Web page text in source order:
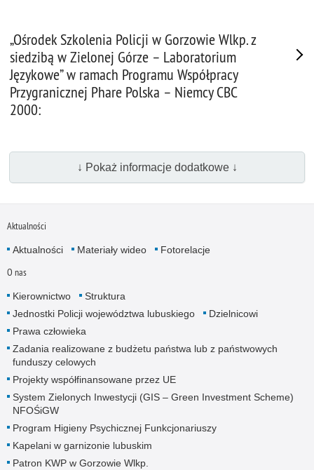
„Ośrodek Szkolenia Policji w Gorzowie Wlkp. z
siedzibą w Zielonej Górze – Laboratorium
Językowe” w ramach Programu Współpracy
Przygranicznej Phare Polska – Niemcy CBC
2000:
↓ Pokaż informacje dodatkowe ↓
Aktualności
Aktualności Materiały wideo Fotorelacje
O nas
Kierownictwo
Struktura
Jednostki Policji województwa lubuskiego
Dzielnicowi
Prawa człowieka
Zadania realizowane z budżetu państwa lub z państwowych
funduszy celowych
Projekty współfinansowane przez UE
System Zielonych Inwestycji (GIS – Green Investment Scheme)
NFOŚiGW
Program Higieny Psychicznej Funkcjonariuszy
Kapelani w garnizonie lubuskim
Patron KWP w Gorzowie Wlkp.